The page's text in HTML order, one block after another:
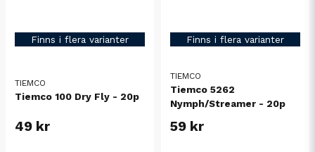
Finns i flera varianter
TIEMCO
Tiemco 100 Dry Fly - 20p
49 kr
Finns i flera varianter
TIEMCO
Tiemco 5262
Nymph/Streamer - 20p
59 kr